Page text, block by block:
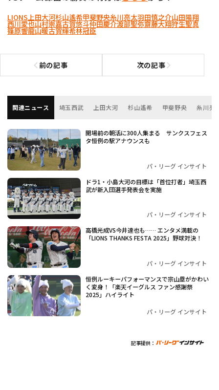
LIONS上田大河杉山遙希甲斐野央糸川亮太羽田慎之介山田陽翔
西川愛也山村崇嘉古賀悠斗仲田慶介渡部聖弥齋藤大翔狩生聖真
篠原響龍山暖古賀輝希林冠臣
前の記事
前の記事へ 次の記事次の記事へ
関連ニュース 埼玉西武 上田大河 杉山遙希 甲斐野央 糸川亮
開場前の朝活に300人集まる サンクスフェス
タ恒例の駅アナウンスも
パ・リーグ インサイト
ドラ1・小島大河の目標は「首位打者」埼玉西
武が新入団選手発表会を実施
パ・リーグ インサイト
高橋光成VS今井達也も…… エンタメ満載の
「LIONS THANKS FESTA 2025」野球対決！
パ・リーグ インサイト
恒例ルーキーパフォーマンスで宗山塁がかわい
く変身！「楽天イーグルス ファン感謝祭
2025」ハイライト
パ・リーグ インサイト
記事提供：